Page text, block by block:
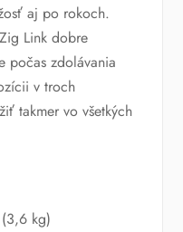
aj po rokoch.
Link dobre
počas zdolávania
v troch
takmer vo všetkých
kg)